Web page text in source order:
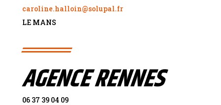
caroline.halloin@solupal.fr
LE MANS
AGENCE RENNES
06 37 39 04 09